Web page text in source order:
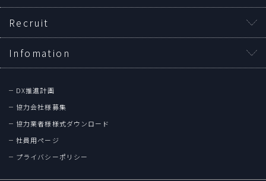
Recruit
Infomation
DX推進計画
協力会社様募集
協力業者様様式ダウンロード
社員用ページ
プライバシーポリシー